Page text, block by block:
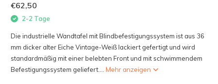
€62,50
2-2 Tage
Die industrielle Wandtafel mit Blindbefestigungssystem ist aus 36
mm dicker alter Eiche Vintage-Weiß lackiert gefertigt und wird
standardmäßig mit einer belebten Front und mit schwimmendem
Befestigungssystem geliefert....Mehr anzeigen